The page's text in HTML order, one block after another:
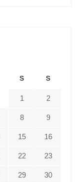
S S
1 2
8 9
15 16
22 23
29 30